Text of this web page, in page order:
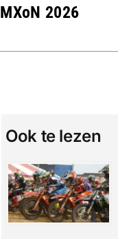
MXoN 2026
Ook te lezen